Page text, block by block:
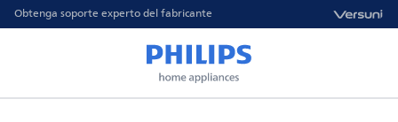
Obtenga soporte experto del fabricante